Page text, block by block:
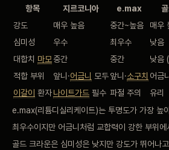
항목 지르코니아 e.max
강도
매우 높음 중간~높음
매우
심미성
우수 최우수
낮음
대합치 마모 중간 중간
낮음
적합 부위 앞니·어금니 모두앞니·소구치 어금니
이갈이 환자나이트가드 필수 파절 주의
유리
e.max(리튬디실리케이 트)는 투명도가 가장 높
최우수이지만 어금니처럼 교합력이 강한 부위에
골드 크라운은 심미성은 낮지만 강도가 뛰어나